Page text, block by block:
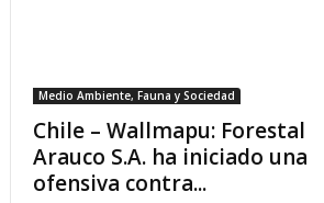
Medio Ambiente, Fauna y Sociedad
Chile – Wallmapu: Forestal
Arauco S.A. ha iniciado una
ofensiva contra...